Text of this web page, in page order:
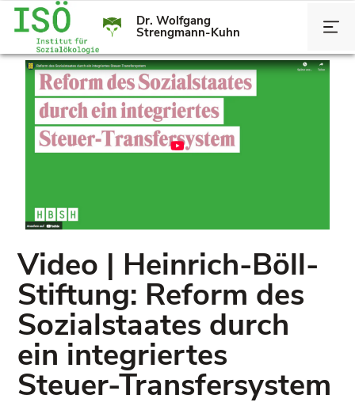
Dr. Wolfgang
Strengmann-Kuhn
Video | Heinrich-Böll-
Stiftung: Reform des
Sozialstaates durch
ein integriertes
Steuer-Transfersystem